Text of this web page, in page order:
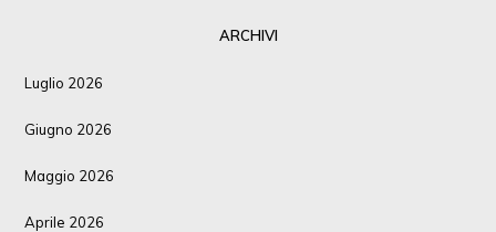
ARCHIVI
Luglio 2026
Giugno 2026
Maggio 2026
Aprile 2026